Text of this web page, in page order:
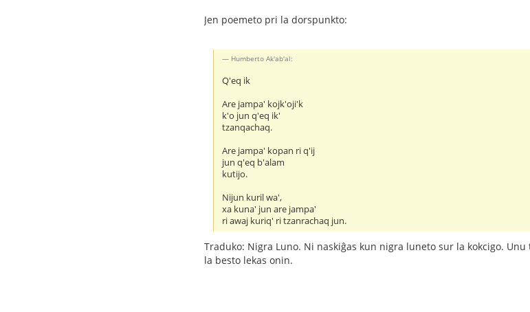
Jen poemeto pri la dorspunkto:
Humberto Ak'ab'al:
Q'eq ik
Are jampa' kojk'oji'k
k'o jun q'eq ik'
tzanqachaq.
Are jampa' kopan ri q'ij
jun q'eq b'alam
kutijo.
Nijun kuril wa',
xa kuna' jun are jampa'
ri awaj kuriq' ri tzanrachaq jun.
Traduko: Nigra Luno. Ni naskiĝas kun nigra luneto sur la kokcigo.
la besto lekas onin.